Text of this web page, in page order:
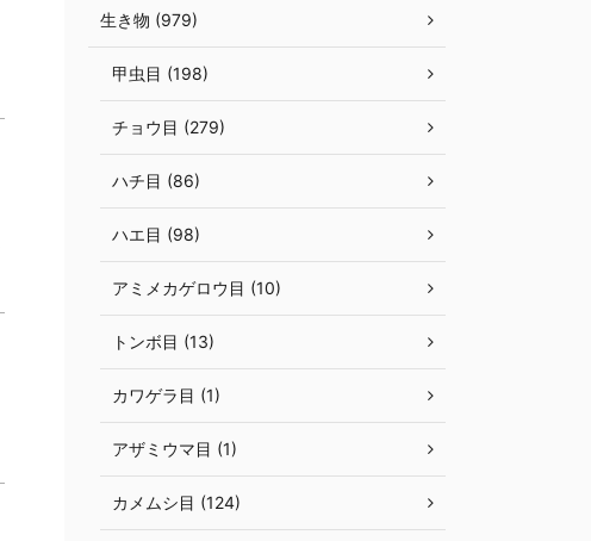
生き物 (979)
甲虫目 (198)
チョウ目 (279)
ハチ目 (86)
ハエ目 (98)
アミメカゲロウ目 (10)
トンボ目 (13)
カワゲラ目 (1)
アザミウマ目 (1)
カメムシ目 (124)